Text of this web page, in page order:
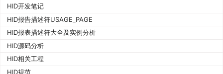
HID开发笔记
HID报告描述符USAGE_PAGE
HID报表描述符大全及实例分析
HID源码分析
HID相关工程
HID规范